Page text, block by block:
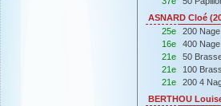
ASNARD Cloé
25e
200
16e
400
21e
50
21e
100
21e
200 4
BERTHOU